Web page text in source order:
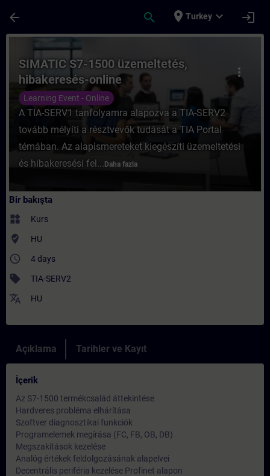
arrow_back search place Turkey expand_more login
Kurs - SIMATIC S7-1500 üzemeltetés,
more_vert
SIMATIC S7-1500 üzemeltetés,
hibakeresés-online
Learning Event - Online
A TIA-SERV1 tanfolyamra alapozva a TIA-SERV2
tovább mélyíti a résztvevők tudását a TIA Portal
témában. Az alapismereteket kiegészíti üzemeltetési
és hibakeresési fel... Daha fazla
Bir bakışta
widgets Kurs
where_to_vote HU
access_time 4 days
sell TIA-SERV2
translate HU
Açıklama Tarihler ve Kayıt
İçerik
Az S7-1500 termékcsalád áttekintése
Hardveres probléma elhárítása
Szoftver diagnosztikai funkciók
Programelemek megírása (FC, FB, OB, DB)
Megszakítások kezelése
Analóg értékek feldolgozásának alapelvei
Decentrális periféria kezelése Profinet alapon